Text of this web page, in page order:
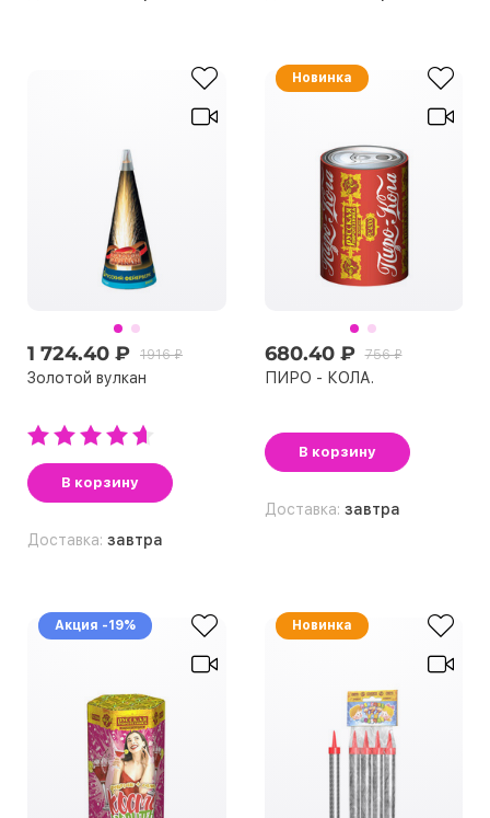
1 724.40 ₽ 1916 ₽
Золотой вулкан
В корзину
Доставка: завтра
Новинка
680.40 ₽ 756 ₽
ПИРО - КОЛА.
В корзину
Доставка: завтра
Акция -19% Новинка